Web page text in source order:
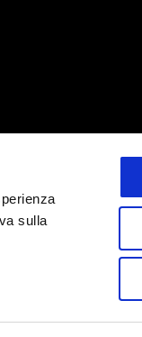
sulla
APRILIA